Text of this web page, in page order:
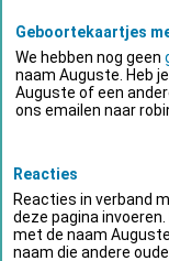
Geboortekaartjes
We hebben nog geen
naam Auguste. Heb
Auguste of een
ons emailen naar
Reacties
Reacties in verband
deze pagina
met de naam
naam die andere